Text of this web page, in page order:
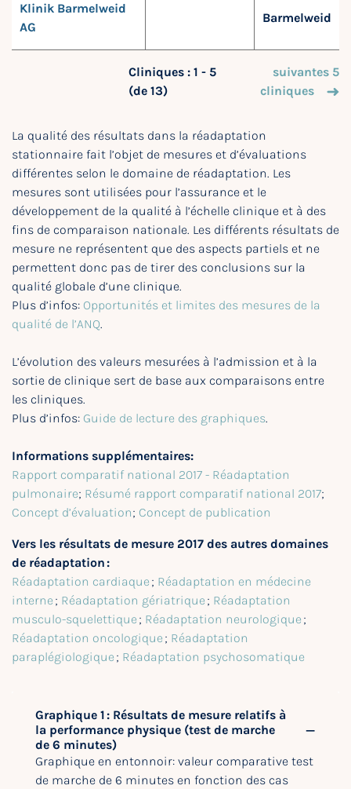
Klinik Barmelweid
AG
Barmelweid
Cliniques : 1 - 5
(de 13)
suivantes 5
cliniques
La qualité des résultats dans la réadaptation
stationnaire fait l’objet de mesures et d’évaluations
différentes selon le domaine de réadaptation. Les
mesures sont utilisées pour l’assurance et le
développement de la qualité à l’échelle clinique et à des
fins de comparaison nationale. Les différents résultats de
mesure ne représentent que des aspects partiels et ne
permettent donc pas de tirer des conclusions sur la
qualité globale d’une clinique.
Plus d’infos: Opportunités et limites des mesures de la
qualité de l’ANQ.
L’évolution des valeurs mesurées à l’admission et à la
sortie de clinique sert de base aux comparaisons entre
les cliniques.
Plus d’infos: Guide de lecture des graphiques.
Informations supplémentaires:
Rapport comparatif national 2017 - Réadaptation
pulmonaire; Résumé rapport comparatif national 2017;
Concept d’évaluation; Concept de publication
Vers les résultats de mesure 2017 des autres domaines
de réadaptation :
Réadaptation cardiaque ; Réadaptation en médecine
interne ; Réadaptation gériatrique ; Réadaptation
musculo-squelettique ; Réadaptation neurologique ;
Réadaptation oncologique ; Réadaptation
paraplégiologique ; Réadaptation psychosomatique
Graphique 1 : Résultats de mesure relatifs à
la performance physique (test de marche
de 6 minutes)
Graphique en entonnoir: valeur comparative test
de marche de 6 minutes en fonction des cas